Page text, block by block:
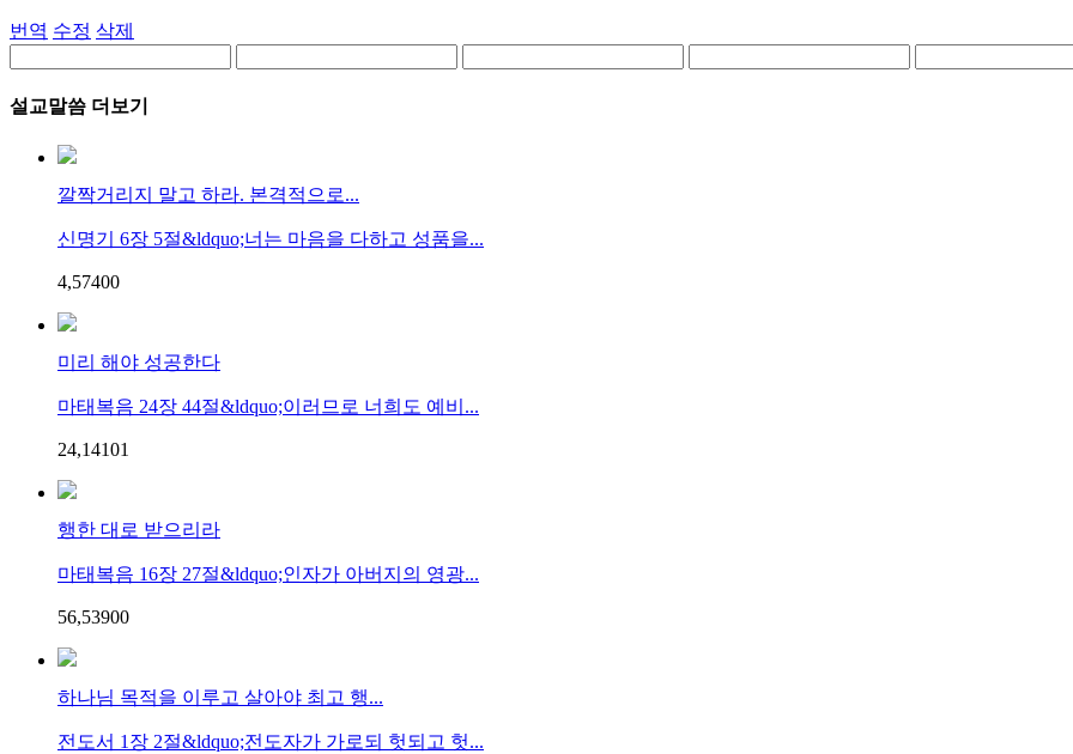
번역 수정 삭제
설교말씀 더보기
깔짝거리지 말고 하라. 본격적으로...
신명기 6장 5절&ldquo;너는 마음을 다하고 성품을...
4,57400
미리 해야 성공한다
마태복음 24장 44절&ldquo;이러므로 너희도 예비...
24,14101
행한 대로 받으리라
마태복음 16장 27절&ldquo;인자가 아버지의 영광...
56,53900
하나님 목적을 이루고 살아야 최고 행...
전도서 1장 2절&ldquo;전도자가 가로되 헛되고 헛...